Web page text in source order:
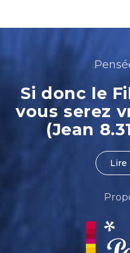
Si donc le
vous serez
(Jean
Lire